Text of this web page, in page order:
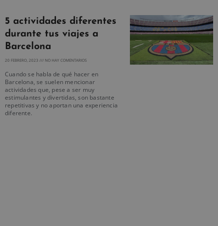
5 actividades diferentes
durante tus viajes a
Barcelona
20 FEBRERO, 2023 NO HAY COMENTARIOS
Cuando se habla de qué hacer en
Barcelona, se suelen mencionar
actividades que, pese a ser muy
estimulantes y divertidas, son bastante
repetitivas y no aportan una experiencia
diferente.